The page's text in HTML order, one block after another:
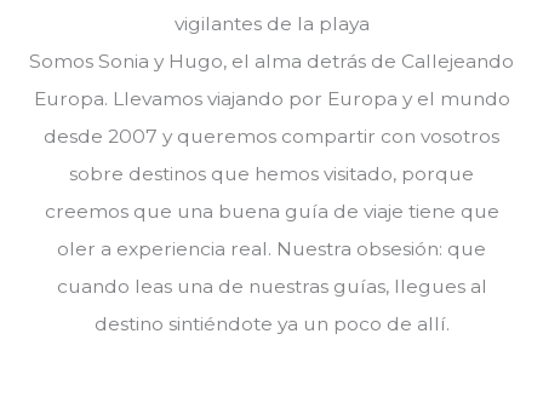
Somos Sonia y Hugo, el alma detrás de Callejeando
Europa. Llevamos viajando por Europa y el mundo
desde 2007 y queremos compartir con vosotros
sobre destinos que hemos visitado, porque
creemos que una buena guía de viaje tiene que
oler a experiencia real. Nuestra obsesión: que
cuando leas una de nuestras guías, llegues al
destino sintiéndote ya un poco de allí.